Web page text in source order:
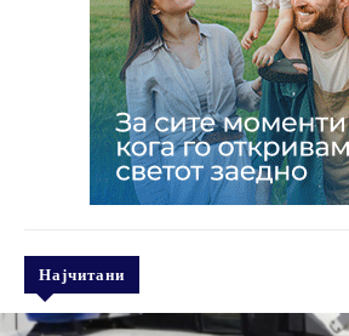
Најчитани